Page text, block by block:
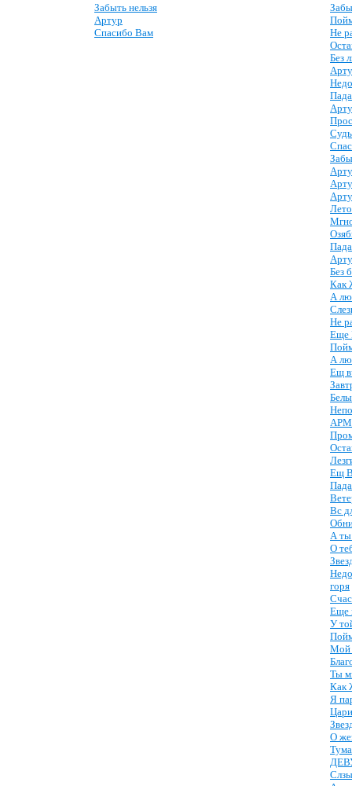
Забыть нельзя
Артур
Спасибо Вам
Не
Без
Без
Как
А
Не
Еще
А
Ещ
Ещ
Вс
А ты
О
горя
Еще
У
Мой
Ты
Как
Я
О